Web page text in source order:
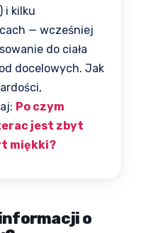
i kilku
— wcześniej
do ciała
docelowych. Jak
Po czym
jest zbyt
miękki?
o